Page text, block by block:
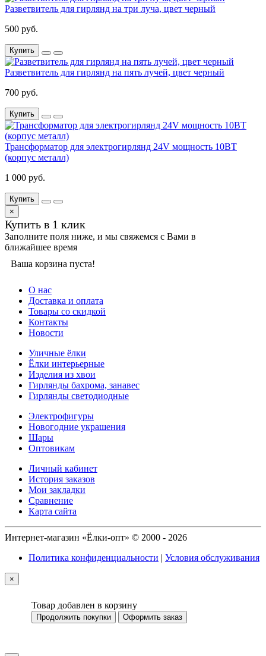
Разветвитель для гирлянд на три луча, цвет черный
500 руб.
Купить
Разветвитель для гирлянд на пять лучей, цвет черный
700 руб.
Купить
Трансформатор для электрогирлянд 24V мощность 10ВТ
(корпус металл)
1 000 руб.
Купить
×
Купить в 1 клик
Заполните поля ниже, и мы свяжемся с Вами в
ближайшее время
Ваша корзина пуста!
О нас
Доставка и оплата
Товары со скидкой
Контакты
Новости
Уличные ёлки
Ёлки интерьерные
Изделия из хвои
Гирлянды бахрома, занавес
Гирлянды светодиодные
Электрофигуры
Новогодние украшения
Шары
Оптовикам
Личный кабинет
История заказов
Мои закладки
Сравнение
Карта сайта
Интернет-магазин «Ёлки-опт» © 2000 - 2026
Политика конфиденциальности | Условия обслуживания
×
Товар добавлен в корзину
Продолжить покупки Оформить заказ